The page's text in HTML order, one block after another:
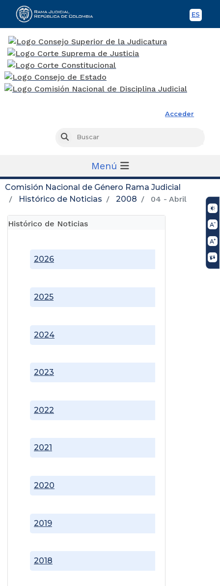
ES
Acceder
Buscar
Menú
Comisión Nacional de Género Rama Judicial
Histórico de Noticias
2008 04 - Abril
Histórico de Noticias
2018
2019
2020
2021
2022
2023
2024
2025
2026